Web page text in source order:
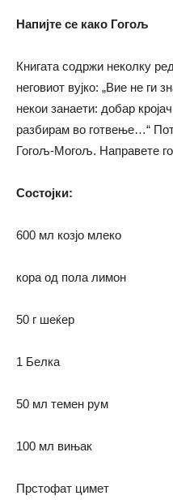
Напијте се како Гогољ
Книгата содржи неколку
неговиот вујко: „Вие не ги
некои занаети: добар
разбирам во готвење…“
Гогољ-Могољ. Направете
Сoстојки:
600 мл козјо млеко
кора од пола лимон
50 г шеќер
1 Белка
50 мл темен рум
100 мл вињак
Прстофат цимет